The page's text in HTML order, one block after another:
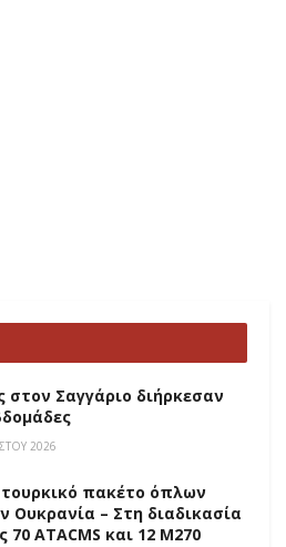
στον Σαγγάριο διήρκεσαν
2026
πακέτο όπλων
Ουκρανία – Στη διαδικασία
70 ATACMS και 12 M270